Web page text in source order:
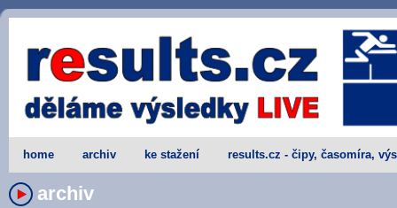
home archiv ke stažení results.cz - čipy, časomíra,
archiv